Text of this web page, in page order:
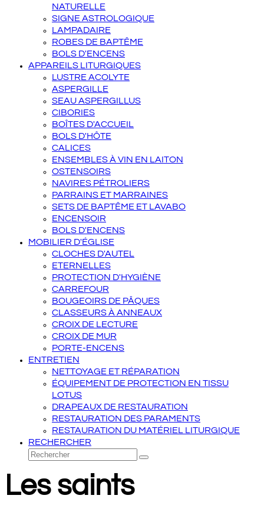
NATURELLE
SIGNE ASTROLOGIQUE
LAMPADAIRE
ROBES DE BAPTÊME
BOLS D'ENCENS
APPAREILS LITURGIQUES
LUSTRE ACOLYTE
ASPERGILLE
SEAU ASPERGILLUS
CIBORIES
BOÎTES D'ACCUEIL
BOLS D'HÔTE
CALICES
ENSEMBLES À VIN EN LAITON
OSTENSOIRS
NAVIRES PÉTROLIERS
PARRAINS ET MARRAINES
SETS DE BAPTÊME ET LAVABO
ENCENSOIR
BOLS D'ENCENS
MOBILIER D'ÉGLISE
CLOCHES D'AUTEL
ETERNELLES
PROTECTION D'HYGIÈNE
CARREFOUR
BOUGEOIRS DE PÂQUES
CLASSEURS À ANNEAUX
CROIX DE LECTURE
CROIX DE MUR
PORTE-ENCENS
ENTRETIEN
NETTOYAGE ET RÉPARATION
ÉQUIPEMENT DE PROTECTION EN TISSU
LOTUS
DRAPEAUX DE RESTAURATION
RESTAURATION DES PARAMENTS
RESTAURATION DU MATÉRIEL LITURGIQUE
RECHERCHER
Rechercher
Envoyer
Les saints